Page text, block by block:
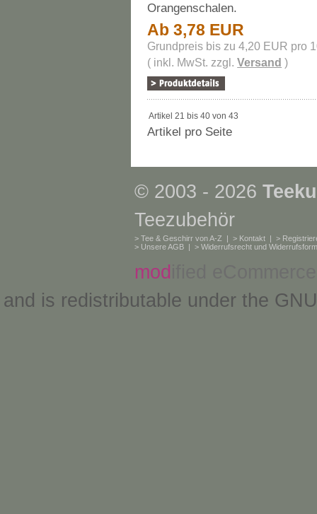
Orangenschalen.
Ab 3,78 EUR
Grundpreis bis zu 4,20 EUR pro
( inkl. MwSt. zzgl.Versand )
Artikel 21 bis 40 von 43
Artikel pro Seite
© 2003 - 2026
Teezubehör
> Tee & Geschirr von A-Z | > Kontakt | >
> Unsere AGB | > Widerrufsrecht und
mod
and is redistributable under the